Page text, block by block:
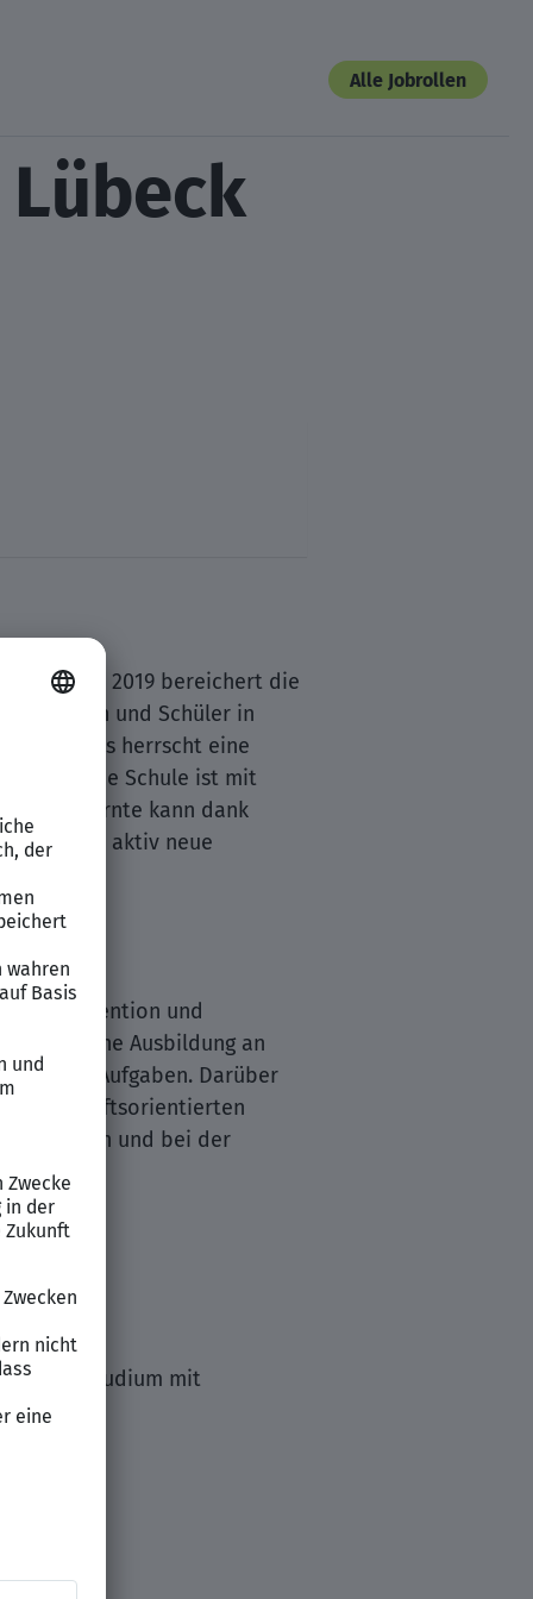
Alle Jobrollen
Seit 2019 bereichert die
und Schüler in
Es herrscht eine
Die Schule ist mit
Erlernte kann dank
fördert aktiv neue
B. Prävention und
praktische Ausbildung an
Aufgaben. Darüber
zukunftsorientierten
und bei der
mit